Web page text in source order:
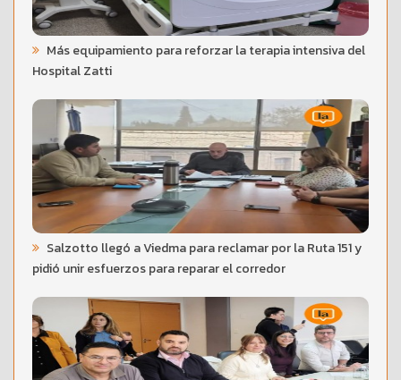
Más equipamiento para reforzar la terapia intensiva del
Hospital Zatti
Salzotto llegó a Viedma para reclamar por la Ruta 151 y
pidió unir esfuerzos para reparar el corredor